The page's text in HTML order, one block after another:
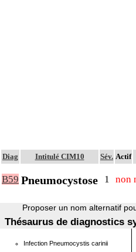
Diag Intitulé CIM10 Sév. Actif
B59 Pneumocystose 1 non
Proposer un nom alternatif
Thésaurus de diagnostics
Infection Pneumocystis carinii